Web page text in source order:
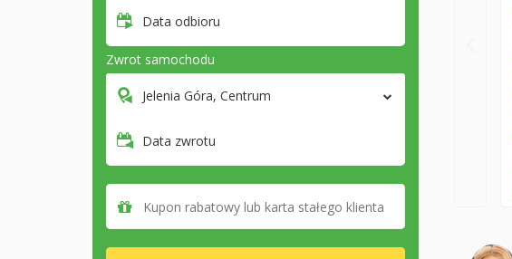
Data odbioru
Zwrot samochodu
Jelenia Góra, Centrum
Data zwrotu